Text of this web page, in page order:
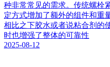
种非常常见的需求。传统螺栓
定方式增加了额外的组件和重
相比之下胶水或者说粘合剂的
时也增强了整体的可靠性
2025-08-12